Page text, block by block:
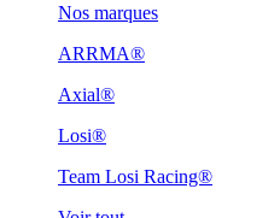
Nos marques
ARRMA®
Axial®
Losi®
Team Losi Racing®